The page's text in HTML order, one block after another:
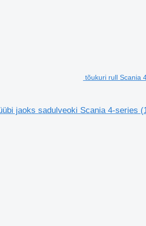
tõukuri rull Scania
jaoks sadulveoki Scania 4-series